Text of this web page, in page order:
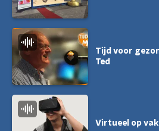
Tijd voor
Ted
Virtueel op